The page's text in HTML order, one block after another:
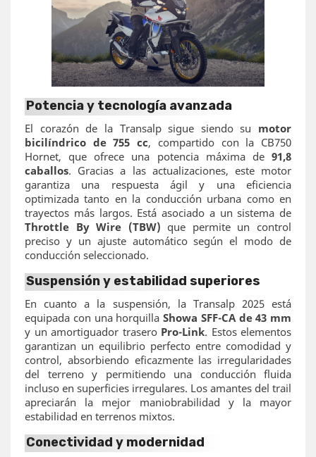
Potencia y tecnología avanzada
El corazón de la Transalp sigue siendo su motor
bicilíndrico de 755 cc, compartido con la CB750
Hornet, que ofrece una potencia máxima de 91,8
caballos. Gracias a las actualizaciones, este motor
garantiza una respuesta ágil y una eficiencia
optimizada tanto en la conducción urbana como en
trayectos más largos. Está asociado a un sistema de
Throttle By Wire (TBW) que permite un control
preciso y un ajuste automático según el modo de
conducción seleccionado.
Suspensión y estabilidad superiores
En cuanto a la suspensión, la Transalp 2025 está
equipada con una horquilla Showa SFF-CA de 43 mm
y un amortiguador trasero Pro-Link. Estos elementos
garantizan un equilibrio perfecto entre comodidad y
control, absorbiendo eficazmente las irregularidades
del terreno y permitiendo una conducción fluida
incluso en superficies irregulares. Los amantes del trail
apreciarán la mejor maniobrabilidad y la mayor
estabilidad en terrenos mixtos.
Conectividad y modernidad